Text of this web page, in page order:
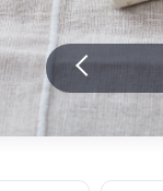
Instagram
YouTube